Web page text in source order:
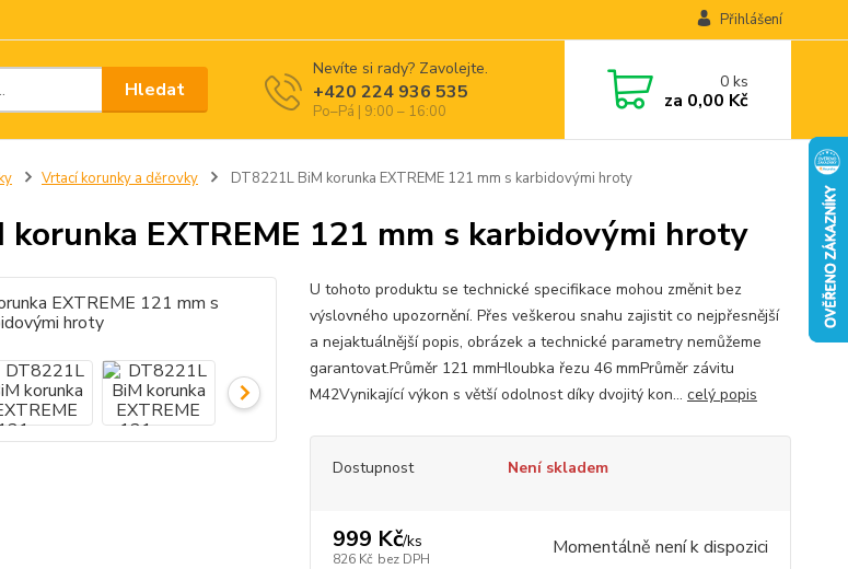
Přihlášení
Hledat
Nevíte si rady? Zavolejte.
+420 224 936 535
Po–Pá | 9:00 – 16:00
0ks
za 0,00 Kč
Vrtací korunky a děrovky DT8221L BiM korunka EXTREME 121 mm s karbidovými hroty
korunka EXTREME 121 mm s karbidovými hroty
U tohoto produktu se technické specifikace mohou změnit bez
výslovného upozornění. Přes veškerou snahu zajistit co nejpřesnější
a nejaktuálnější popis, obrázek a technické parametry nemůžeme
garantovat.Průměr 121 mmHloubka řezu 46 mmPrůměr závitu
M42Vynikající výkon s větší odolnost díky dvojitý kon... celý popis
Dostupnost Není skladem
999 Kč/ks
826 Kč bez DPH Momentálně není k dispozici